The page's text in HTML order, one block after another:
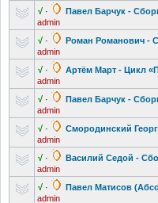
√ · Павел Барчук -
admin
√ ·
Роман Романович -
admin
√ ·
Артём Март - Цикл
admin
√ · Павел Барчук -
admin
√ · Смородинский
admin
√ · Василий Седой -
admin
√ · Павел Матисов
admin